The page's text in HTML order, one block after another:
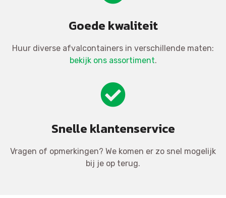
Goede kwaliteit
Huur diverse afvalcontainers in verschillende maten:
bekijk ons assortiment.
Snelle klantenservice
Vragen of opmerkingen? We komen er zo snel mogelijk
bij je op terug.